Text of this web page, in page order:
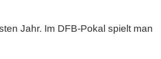
Jahr. Im DFB-Pokal spielt man